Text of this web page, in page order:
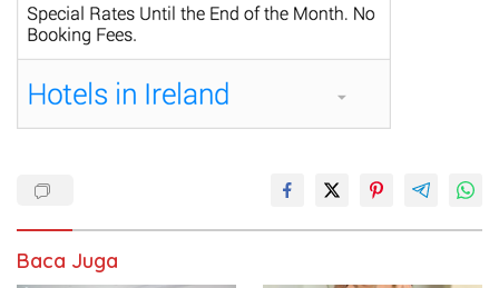
Baca Juga